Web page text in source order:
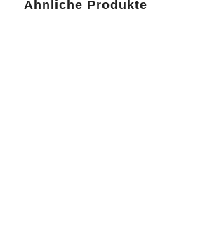
Ähnliche Produkte